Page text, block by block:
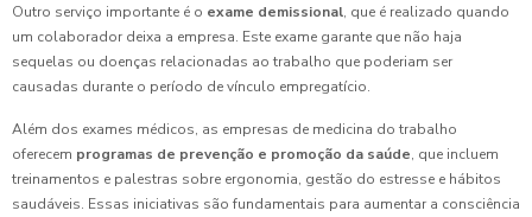
Outro serviço importante é o exame demissional, que é realizado quando
um colaborador deixa a empresa. Este exame garante que não haja
sequelas ou doenças relacionadas ao trabalho que poderiam ser
causadas durante o período de vínculo empregatício.
Além dos exames médicos, as empresas de medicina do trabalho
oferecem programas de prevenção e promoção da saúde, que incluem
treinamentos e palestras sobre ergonomia, gestão do estresse e hábitos
saudáveis. Essas iniciativas são fundamentais para aumentar a consciência